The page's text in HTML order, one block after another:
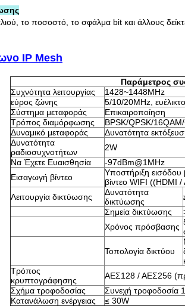
το ποσοστό, το σφάλμα bit και άλλους
IP Mesh
Παράμετρος
Συχνότητα λειτουργίας
1428~1448MHz
εύρος ζώνης
5/10/20MHz,
Σύστημα μεταφοράς
Επικαιροποίηση
Τρόπος διαμόρφωσης
BPSK/QPSK/
Δυναμικό μεταφοράς
Δυνατότητα
Δυνατότητα
ραδιοσυχνοτήτων
2W
Να Έχετε Ευαισθησία
-97dBm@1MHz
Εισαγωγή βίντεο
Υποστήριξη εισόδου
βίντεο WIFI ((HDMI
Λειτουργία δικτύωσης
Δυνατότητα
δικτύωσης
Σημεία δικτύωσης
Χρόνος πρόσβασης
Τοπολογία δικτύου
Τρόπος
κρυπτογράφησης
ΑΕΣ128 / ΑΕΣ256
Σχήμα τροφοδοσίας
Συνεχή τροφοδοσία
Κατανάλωση ενέργειας
≤ 30W